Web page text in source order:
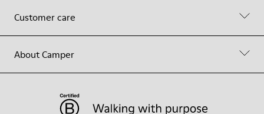
Customer care
About Camper